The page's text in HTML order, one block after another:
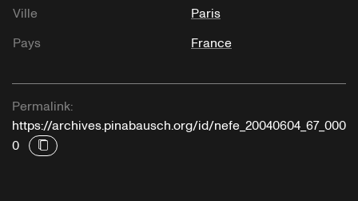
Ville
Paris
Pays
France
Permalink:
https://archives.pinabausch.org/id/nefe_20040604_67_000
0